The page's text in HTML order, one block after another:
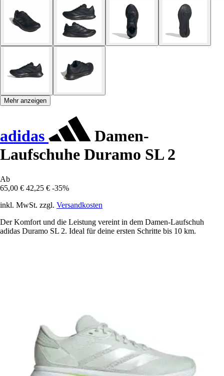
Mehr anzeigen
adidas
Damen-
Laufschuhe Duramo SL 2
Ab
65,00 € 42,25 € -35%
inkl. MwSt. zzgl. Versandkosten
Der Komfort und die Leistung vereint in dem Damen-Laufschuh
adidas Duramo SL 2. Ideal für deine ersten Schritte bis 10 km.